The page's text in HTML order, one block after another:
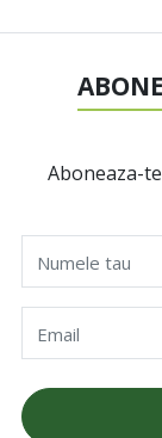
Aboneaza-
Numele tau
Email